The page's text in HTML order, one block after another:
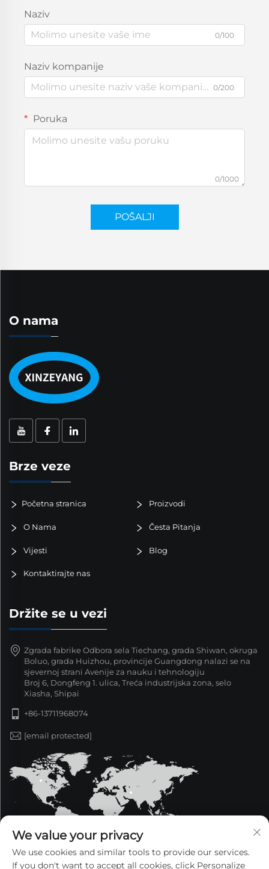
Naziv
0/100
Naziv kompanije
0/200
Poruka
0/1000
POŠALJI
O nama
Brze veze
Početna stranica Proizvodi
O Nama Česta Pitanja
Vijesti Blog
Kontaktirajte nas
Držite se u vezi
Zgrada fabrike Odbora sela Tiechang, grada Shiwan, okruga
Boluo, grada Huizhou, provincije Guangdong nalazi se na
sjevernoj strani Avenije za nauku i tehnologiju
Broj 6, Dongfeng 1. ulica, Treća industrijska zona, selo
Xiasha, Shipai
+86-13711968074
[email protected]
We value your privacy
We use cookies and similar tools to provide our services.
If you don't want to accept all cookies, click Personalize